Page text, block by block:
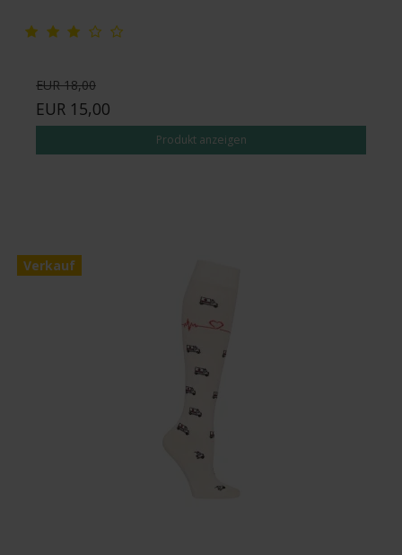
EUR 18,00
EUR 15,00
Produkt anzeigen
Verkauf